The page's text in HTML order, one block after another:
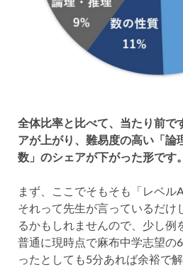
全体比率と比べて、当たり前で
アが上がり、難易度の高い「論
数」のシェアが下がった形です。
まず、ここでそもそも「レベル
それって先生が言っているだけ
るかもしれませんので、少し例
普通に現時点で麻布中学志望の
ったとしても5分あれば余裕で